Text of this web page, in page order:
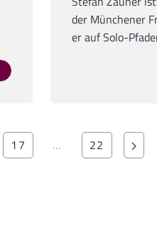
der Münchener
er auf Solo-
17 … 22